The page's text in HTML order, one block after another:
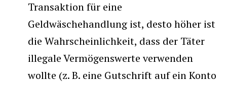
Transaktion für eine
Geldwäschehandlung ist, desto höher ist
die Wahrscheinlichkeit, dass der Täter
illegale Vermögenswerte verwenden
wollte (z. B. eine Gutschrift auf ein Konto